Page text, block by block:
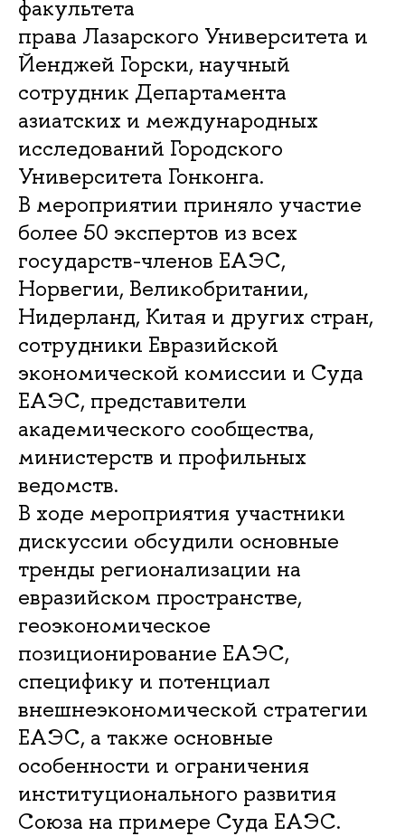
факультета
права Лазарского Университета и
Йенджей Горски, научный
сотрудник Департамента
азиатских и международных
исследований Городского
Университета Гонконга.
В мероприятии приняло участие
более 50 экспертов из всех
государств-членов ЕАЭС,
Норвегии, Великобритании,
Нидерланд, Китая и других стран,
сотрудники Евразийской
экономической комиссии и Суда
ЕАЭС, представители
академического сообщества,
министерств и профильных
ведомств.
В ходе мероприятия участники
дискуссии обсудили основные
тренды регионализации на
евразийском пространстве,
геоэкономическое
позиционирование ЕАЭС,
специфику и потенциал
внешнеэкономической стратегии
ЕАЭС, а также основные
особенности и ограничения
институционального развития
Союза на примере Суда ЕАЭС.